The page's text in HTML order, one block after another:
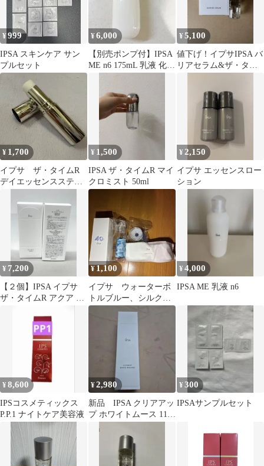
¥999
IPSA スキンケア サン
プルセット
¥6,000
【別売ポンプ付】IPSA
ME n6 175mL 乳液 化粧
¥5,100
値下げ！イプサIPSA バ
リアセラム&ザ・タイ
¥ 1,700
イプサ ザ・タイムR
デイエッセンススティ
¥ 1,500
IPSA ザ・タイムR マイ
クロミスト 50ml
¥ 2,150
イプサ エッセンスロー
ション
¥ 7,200
【２個】IPSA イプサ
ザ・タイムR アクア e
¥1,100
イプサ ウォーターボ
トルブルー、シルクコ
ットン、マリンケイク
¥4,000
IPSA ME 乳液 n6
¥8,600
IPSコスメティックス
P.P.1 ナイトケア美容液
¥2,980
新品 IPSA クリアアッ
プ ホワイトムース 110g
¥300
IPSAサンプルセット